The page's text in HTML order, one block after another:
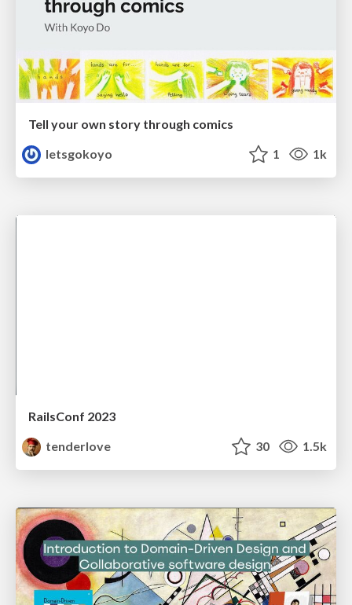
Tell your own story through comics
letsgokoyo
1 1k
RailsConf 2023
tenderlove
30 1.5k